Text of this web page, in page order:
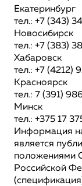
Екатеринбург
тел.: +7 (343)
Новосибирск
тел.: +7 (383)
Хабаровск
тел.: +7 (4212)
Красноярск
тел.: 7 (391)
Минск
тел.: +375 17
Информация
является
положениями
Российской